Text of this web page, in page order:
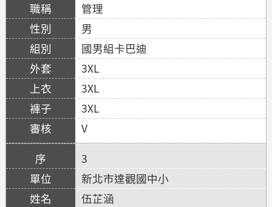
管理
男
國男組卡巴迪
3XL
3XL
3XL
V
3
新北市達觀國中小
伍芷涵